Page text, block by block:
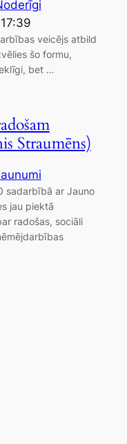
veicējs atbild
šo formu,
bet …
Straumēns)
sadarbībā ar Jauno
jau piektā
radošas, sociāli